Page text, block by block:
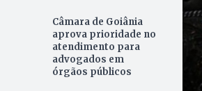
Câmara de Goiânia
aprova prioridade no
atendimento para
advogados em
órgãos públicos